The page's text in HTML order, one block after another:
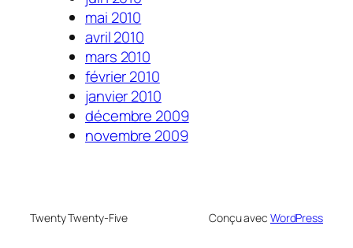
mai 2010
avril 2010
mars 2010
février 2010
janvier 2010
décembre 2009
novembre 2009
Twenty Twenty-Five Conçu avec WordPress